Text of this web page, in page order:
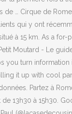
… Cirque de
qui y ont
à 15 km. As a
Moutard - Le
turn information
it up with cool
Partez à
13h30 à 15h30.